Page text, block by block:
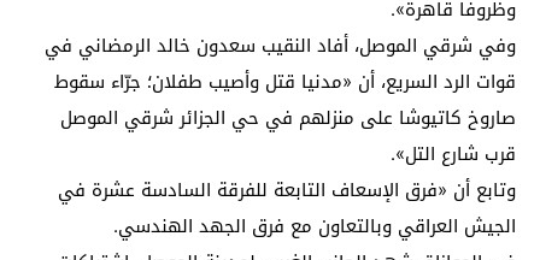
وظروفا قاهرة».
وفي شرقي الموصل، أفاد النقيب سعدون خالد الرمضاني في
قوات الرد السريع، أن «مدنيا قتل وأصيب طفلان؛ جرّاء سقوط
صاروخ كاتيوشا على منزلهم في حي الجزائر شرقي الموصل
قرب شارع التل».
وتابع أن «فرق الإسعاف التابعة للفرقة السادسة عشرة في
الجيش العراقي وبالتعاون مع فرق الجهد الهندسي.